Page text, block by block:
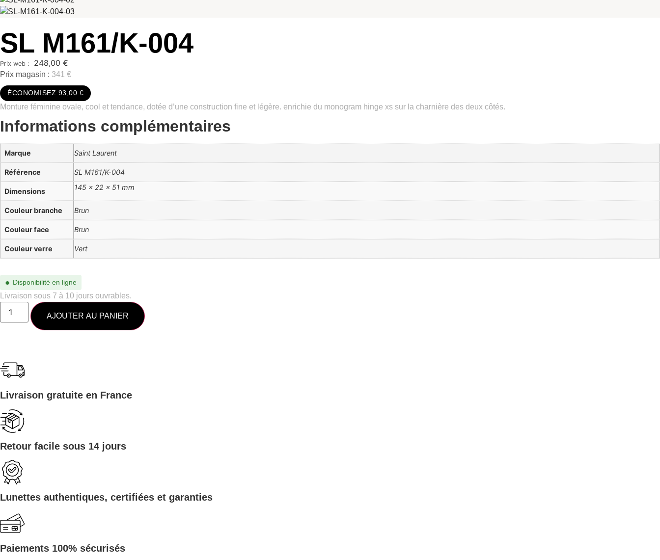
SL M161/K-004
248,00 €
Prix magasin : 341 €
ÉCONOMISEZ 93,00 €
Monture féminine ovale, cool et tendance, dotée d’une construction fine et légère. enrichie du monogram hinge xs sur la charnière des deux côtés.
Informations complémentaires
Référence SL M161/K-004
Dimensions 145 × 22 × 51 mm
Couleur branche Brun
Couleur face Brun
Couleur verre Vert
Marque Saint Laurent
● Disponibilité en ligne
Livraison sous 7 à 10 jours ouvrables.
AJOUTER AU PANIER
Livraison gratuite en France
Retour facile sous 14 jours
Lunettes authentiques, certifiées et garanties
Paiements 100% sécurisés